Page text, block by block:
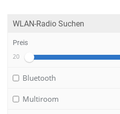
WLAN-Radio Suchen
Preis
20
Bluetooth
Multiroom